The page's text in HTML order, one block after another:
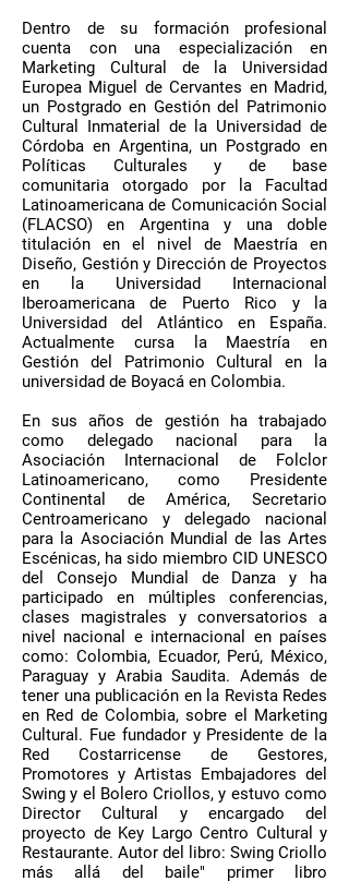
Dentro de su formación profesional
cuenta con una especialización en
Marketing Cultural de la Universidad
Europea Miguel de Cervantes en Madrid,
un Postgrado en Gestión del Patrimonio
Cultural Inmaterial de la Universidad de
Córdoba en Argentina, un Postgrado en
Políticas Culturales y de base
comunitaria otorgado por la Facultad
Latinoamericana de Comunicación Social
(FLACSO) en Argentina y una doble
titulación en el nivel de Maestría en
Diseño, Gestión y Dirección de Proyectos
en la Universidad Internacional
Iberoamericana de Puerto Rico y la
Universidad del Atlántico en España.
Actualmente cursa la Maestría en
Gestión del Patrimonio Cultural en la
universidad de Boyacá en Colombia.
En sus años de gestión ha trabajado
como delegado nacional para la
Asociación Internacional de Folclor
Latinoamericano, como Presidente
Continental de América, Secretario
Centroamericano y delegado nacional
para la Asociación Mundial de las Artes
Escénicas, ha sido miembro CID UNESCO
del Consejo Mundial de Danza y ha
participado en múltiples conferencias,
clases magistrales y conversatorios a
nivel nacional e internacional en países
como: Colombia, Ecuador, Perú, México,
Paraguay y Arabia Saudita. Además de
tener una publicación en la Revista Redes
en Red de Colombia, sobre el Marketing
Cultural. Fue fundador y Presidente de la
Red Costarricense de Gestores,
Promotores y Artistas Embajadores del
Swing y el Bolero Criollos, y estuvo como
Director Cultural y encargado del
proyecto de Key Largo Centro Cultural y
Restaurante. Autor del libro: Swing Criollo
más allá del baile" primer libro